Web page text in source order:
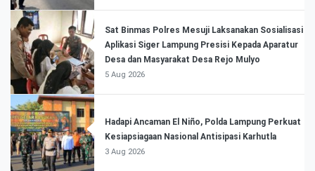
Sat Binmas Polres Mesuji Laksanakan Sosialisasi
Aplikasi Siger Lampung Presisi Kepada Aparatur
Desa dan Masyarakat Desa Rejo Mulyo
5 Aug 2026
Hadapi Ancaman El Niño, Polda Lampung Perkuat
Kesiapsiagaan Nasional Antisipasi Karhutla
3 Aug 2026